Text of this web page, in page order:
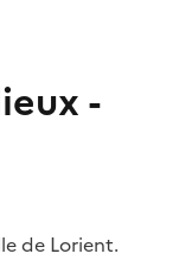
-
de Lorient.